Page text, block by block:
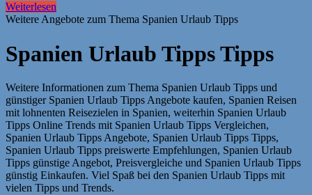
Weiterlesen
Weitere Angebote zum Thema Spanien Urlaub Tipps
Spanien Urlaub Tipps Tipps
Weitere Informationen zum Thema Spanien Urlaub Tipps und
günstiger Spanien Urlaub Tipps Angebote kaufen, Spanien Reisen
mit lohnenten Reisezielen in Spanien, weiterhin Spanien Urlaub
Tipps Online Trends mit Spanien Urlaub Tipps Vergleichen,
Spanien Urlaub Tipps Angebote, Spanien Urlaub Tipps Tipps,
Spanien Urlaub Tipps preiswerte Empfehlungen, Spanien Urlaub
Tipps günstige Angebot, Preisvergleiche und Spanien Urlaub Tipps
günstig Einkaufen. Viel Spaß bei den Spanien Urlaub Tipps mit
vielen Tipps und Trends.